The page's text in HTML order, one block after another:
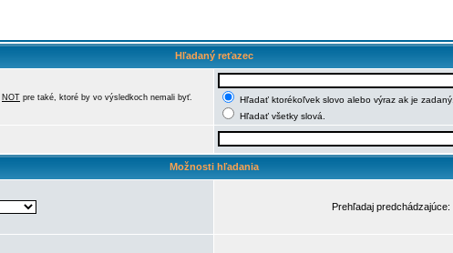
Hľadaný reťazec
NOT pre také, ktoré by vo výsledkoch nemali byť.
Hľadať ktorékoľvek slovo alebo výraz ak je zadaný.
Hľadať všetky slová.
Možnosti hľadania
Prehľadaj predchádzajúce: